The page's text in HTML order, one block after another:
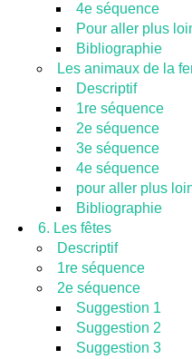
4e séquence
Pour aller plus
Bibliographie
Les animaux de la
Descriptif
1re séquence
2e séquence
3e séquence
4e séquence
pour aller plus
Bibliographie
6. Les fêtes
Descriptif
1re séquence
2e séquence
Suggestion 1
Suggestion 2
Suggestion 3